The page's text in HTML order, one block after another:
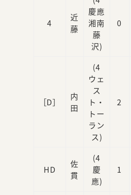
4
近
藤
慶應
湘南
藤
沢)
0
［D］
内
田
(4
ウェ
ス
ト・
トー
ラン
ス)
2
HD
佐
貫
(4
慶
應)
1